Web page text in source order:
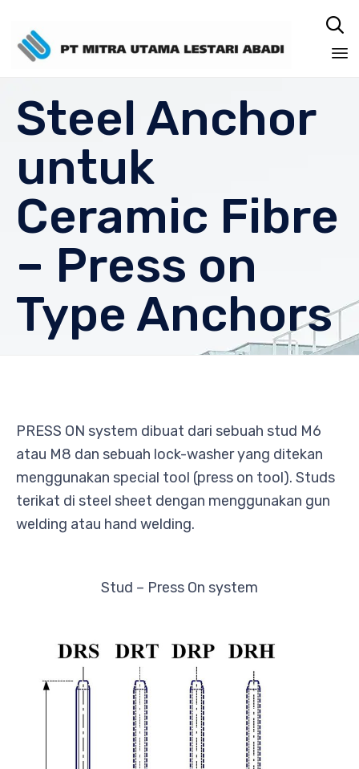

Steel Anchor
untuk
Ceramic Fibre
– Press on
Type Anchors
PRESS ON system dibuat dari sebuah stud M6
atau M8 dan sebuah lock-washer yang ditekan
menggunakan special tool (press on tool). Studs
terikat di steel sheet dengan menggunakan gun
welding atau hand welding.
Stud – Press On system